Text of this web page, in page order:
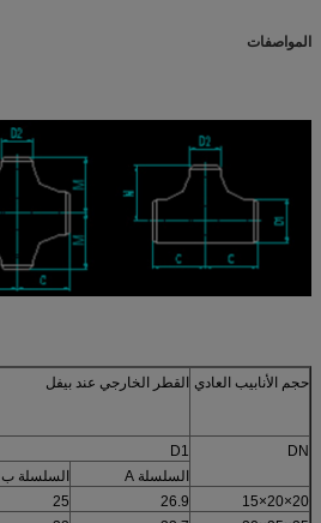
المواصفات
حجم الأنابيب العادي القطر الخارجي عند بيفل
DN
D1
السلسلة A
السلسلة ب
20×20×15
26.9
25